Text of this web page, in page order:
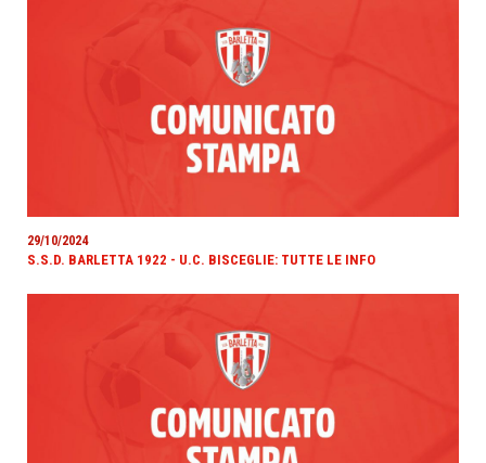
29/10/2024
S.S.D. BARLETTA 1922 - U.C. BISCEGLIE: TUTTE LE INFO